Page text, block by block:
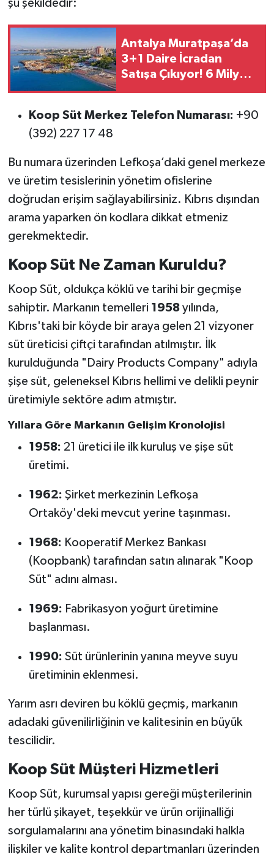
şu şekildedir:
Antalya Muratpaşa’da
3+1 Daire İcradan
Satışa Çıkıyor! 6 Milyon
Koop Süt Merkez Telefon Numarası: +90
(392) 227 17 48
Bu numara üzerinden Lefkoşa’daki genel merkeze
ve üretim tesislerinin yönetim ofislerine
doğrudan erişim sağlayabilirsiniz. Kıbrıs dışından
arama yaparken ön kodlara dikkat etmeniz
gerekmektedir.
Koop Süt Ne Zaman Kuruldu?
Koop Süt, oldukça köklü ve tarihi bir geçmişe
sahiptir. Markanın temelleri 1958yılında,
Kıbrıs'taki bir köyde bir araya gelen 21 vizyoner
süt üreticisi çiftçi tarafından atılmıştır. İlk
kurulduğunda "Dairy Products Company" adıyla
şişe süt, geleneksel Kıbrıs hellimi ve delikli peynir
üretimiyle sektöre adım atmıştır.
Yıllara Göre Markanın Gelişim Kronolojisi
1958: 21 üretici ile ilk kuruluş ve şişe süt
üretimi.
1962: Şirket merkezinin Lefkoşa
Ortaköy'deki mevcut yerine taşınması.
1968: Kooperatif Merkez Bankası
(Koopbank) tarafından satın alınarak "Koop
Süt" adını alması.
1969: Fabrikasyon yoğurt üretimine
başlanması.
1990: Süt ürünlerinin yanına meyve suyu
üretiminin eklenmesi.
Yarım asrı deviren bu köklü geçmiş, markanın
adadaki güvenilirliğinin ve kalitesinin en büyük
tescilidir.
Koop Süt Müşteri Hizmetleri
Koop Süt, kurumsal yapısı gereği müşterilerinin
her türlü şikayet, teşekkür ve ürün orijinalliği
sorgulamalarını ana yönetim binasındaki halkla
ilişkiler ve kalite kontrol departmanları üzerinden